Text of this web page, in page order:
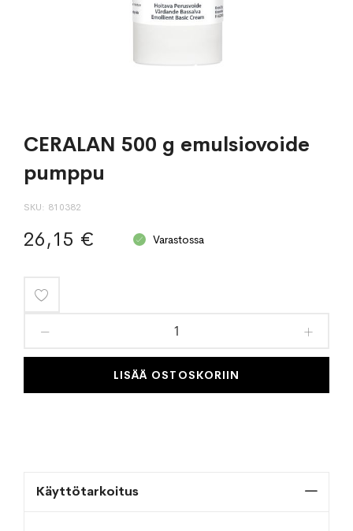
CERALAN 500 g emulsiovoide
pumppu
SKU 810382
26,15 € Varastossa
toivelistaan
LISÄÄ OSTOSKORIIN
Käyttötarkoitus